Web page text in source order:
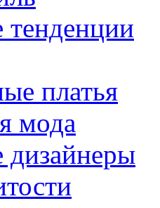
платья
мода